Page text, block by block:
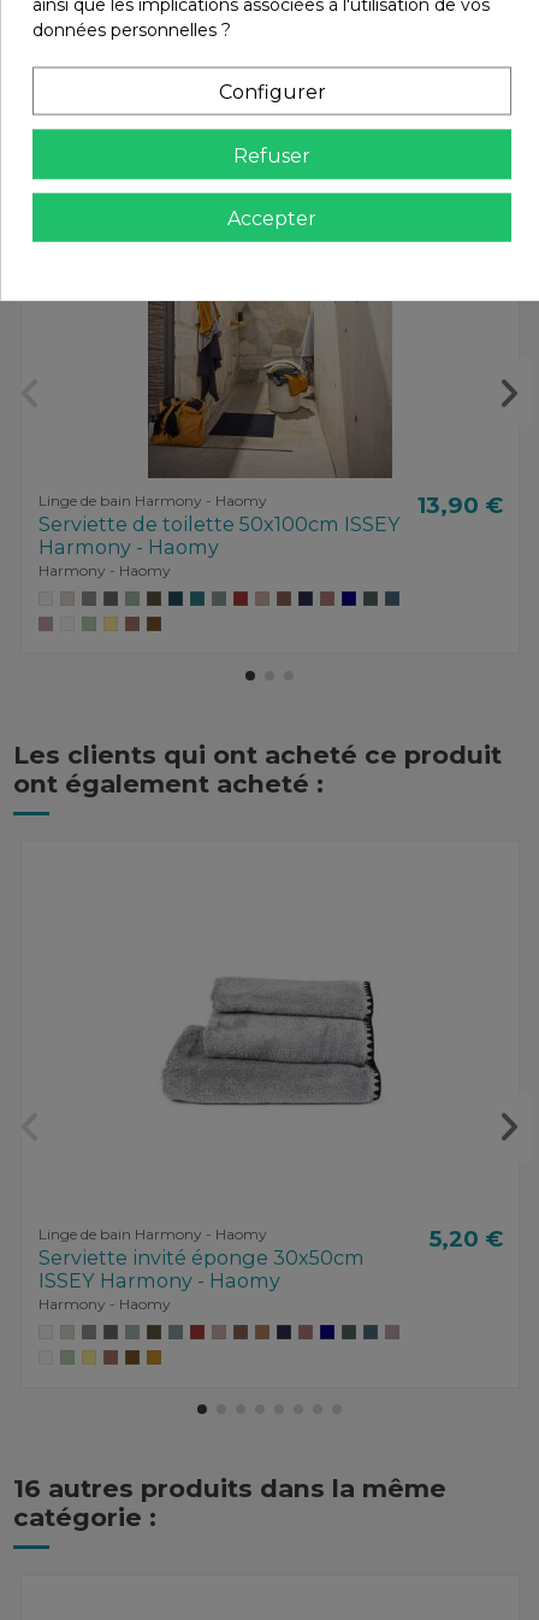
Linge de bain Harmony - Haomy
Serviette de toilette 50x100cm ISSEY
Harmony - Haomy
Harmony - Haomy
13,90 €
Les clients qui ont acheté ce produit
ont également acheté :
Linge de bain Harmony - Haomy
Serviette invité éponge 30x50cm
ISSEY Harmony - Haomy
Harmony - Haomy
5,20 €
16 autres produits dans la même
catégorie :
données personnelles ?
Configurer
Refuser
Accepter